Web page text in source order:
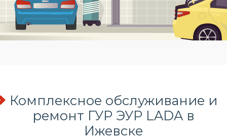
Комплексное обслуживание и
ремонт ГУР ЭУР LADA в
Ижевске